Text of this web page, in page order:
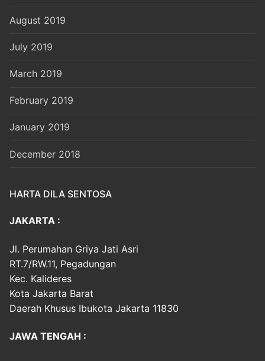
August 2019
July 2019
March 2019
February 2019
January 2019
December 2018
HARTA DILA SENTOSA
JAKARTA :
Jl. Perumahan Griya Jati Asri
RT.7/RW.11, Pegadungan
Kec. Kalideres
Kota Jakarta Barat
Daerah Khusus Ibukota Jakarta 11830
JAWA TENGAH :